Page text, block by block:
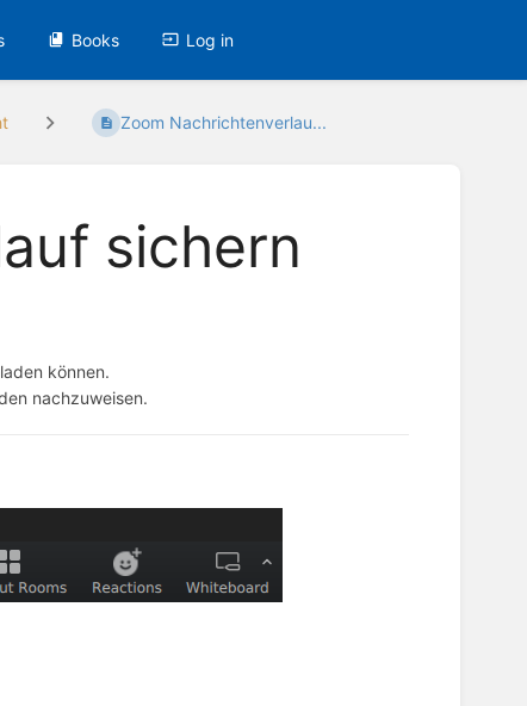
Books Log in
Zoom Nachrichtenverlau...
sichern
können.
nachzuweisen.